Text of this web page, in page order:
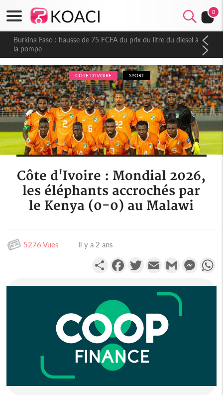
0
Burkina Faso : hausse de 75 FCFA du prix du litre du diesel à
la pompe
CÔTE D'IVOIRE SPORT
Côte d'Ivoire : Mondial 2026,
les éléphants accrochés par
le Kenya (0-0) au Malawi
5276 Vues Il y a 2 ans
PartagerFacebookTwitterEmail Gmail